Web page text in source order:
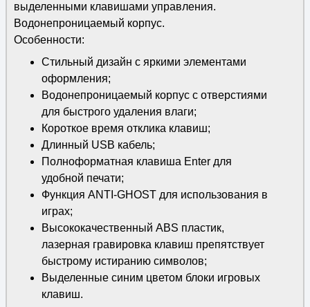
выделенными клавишами управления.
Водонепроницаемый корпус.
Особенности:
Стильный дизайн с яркими элементами
оформления;
Водонепроницаемый корпус c отверстиями
для быстрого удаления влаги;
Короткое время отклика клавиш;
Длинный USB кабель;
Полноформатная клавиша Enter для
удобной печати;
Функция ANTI-GHOST для использования в
играх;
Высококачественный ABS пластик,
лазерная гравировка клавиш препятствует
быстрому истиранию символов;
Выделенные синим цветом блоки игровых
клавиш.